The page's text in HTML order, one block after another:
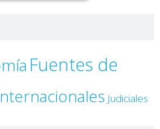
Fuentes de
Judiciales